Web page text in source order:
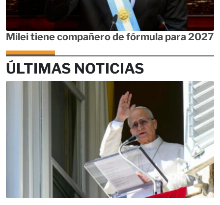
Milei tiene compañero de fórmula para 2027
ÚLTIMAS NOTICIAS